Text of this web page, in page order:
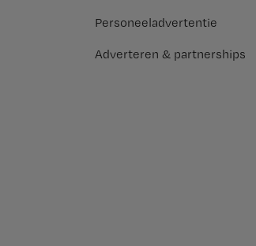
Personeeladvertentie
Adverteren & partnerships